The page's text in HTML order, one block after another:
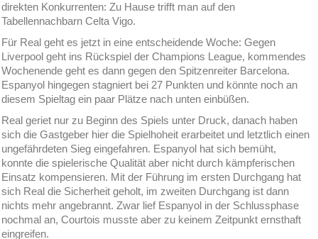
direkten Konkurrenten: Zu Hause trifft man auf den
Tabellennachbarn Celta Vigo.
Für Real geht es jetzt in eine entscheidende Woche: Gegen
Liverpool geht ins Rückspiel der Champions League, kommendes
Wochenende geht es dann gegen den Spitzenreiter Barcelona.
Espanyol hingegen stagniert bei 27 Punkten und könnte noch an
diesem Spieltag ein paar Plätze nach unten einbüßen.
Real geriet nur zu Beginn des Spiels unter Druck, danach haben
sich die Gastgeber hier die Spielhoheit erarbeitet und letztlich einen
ungefährdeten Sieg eingefahren. Espanyol hat sich bemüht,
konnte die spielerische Qualität aber nicht durch kämpferischen
Einsatz kompensieren. Mit der Führung im ersten Durchgang hat
sich Real die Sicherheit geholt, im zweiten Durchgang ist dann
nichts mehr angebrannt. Zwar lief Espanyol in der Schlussphase
nochmal an, Courtois musste aber zu keinem Zeitpunkt ernsthaft
eingreifen.